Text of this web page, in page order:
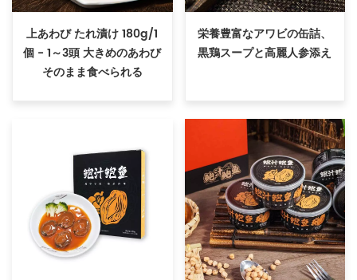
上あわび たれ漬け 180g/1
個 - 1～3頭 大きめのあわび
そのまま食べられる
栄養豊富なアワビの缶詰、
黒鶏スープと高麗人参添え